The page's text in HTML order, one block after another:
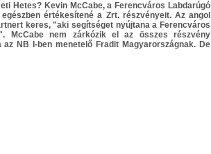
Hetes? Kevin McCabe, a Ferencváros Labdarúgó
értékesítené a Zrt. részvényeit. Az angol
keres, "aki segítséget nyújtana a Ferencváros
McCabe nem zárkózik el az összes részvény
NB I-ben menetelő Fradit Magyarországnak. De